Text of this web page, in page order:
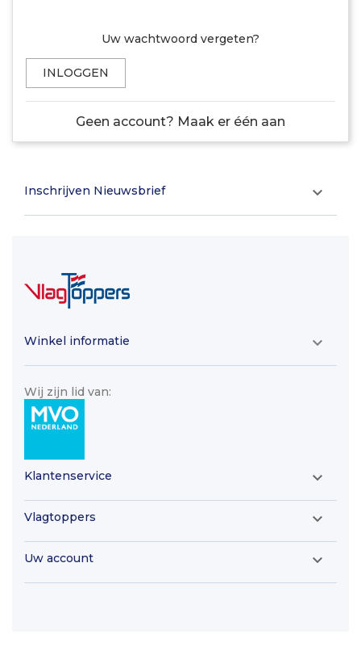
Uw wachtwoord vergeten?
INLOGGEN
Geen account? Maak er één aan
Inschrijven Nieuwsbrief 
Winkel informatie 
Wij zijn lid van:
Klantenservice 
Vlagtoppers 
Uw account 